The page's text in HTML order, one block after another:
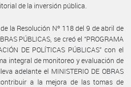
de la inversión pública.
la Resolución Nº 118 del 9 de abril de
PÚBLICAS, se creó el “PROGRAMA
DE POLÍTICAS PÚBLICAS” con el
integral de monitoreo y evaluación de
adelante el MINISTERIO DE OBRAS
a la mejora de las tomas de